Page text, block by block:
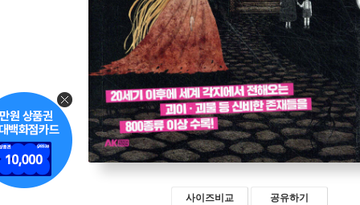
사이즈비교 공유하기